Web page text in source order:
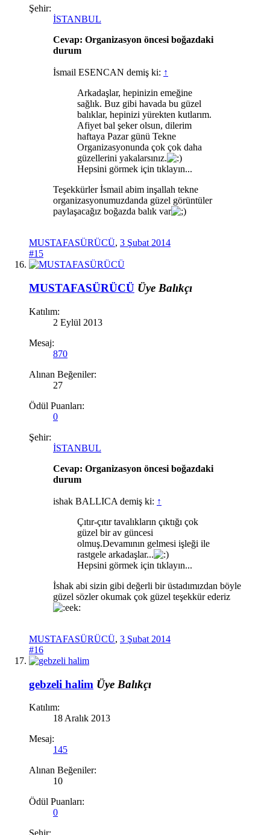
Şehir:
İSTANBUL
Cevap: Organizasyon öncesi boğazdaki
durum
İsmail ESENCAN demiş ki: ↑
Arkadaşlar, hepinizin emeğine
sağlık. Buz gibi havada bu güzel
balıklar, hepinizi yürekten kutlarım.
Afiyet bal şeker olsun, dilerim
haftaya Pazar günü Tekne
Organizasyonunda çok çok daha
güzellerini yakalarsınız.
Hepsini görmek için tıklayın...
Teşekkürler İsmail abim inşallah tekne
organizasyonumuzdanda güzel görüntüler
paylaşacağız boğazda balık var
MUSTAFASÜRÜCÜ, 3 Şubat 2014
#15
MUSTAFASÜRÜCÜ Üye Balıkçı
Katılım:
2 Eylül 2013
Mesaj:
870
Alınan Beğeniler:
27
Ödül Puanları:
0
Şehir:
İSTANBUL
Cevap: Organizasyon öncesi boğazdaki
durum
ishak BALLICA demiş ki: ↑
Çıtır-çıtır tavalıkların çıktığı çok
güzel bir av güncesi
olmuş.Devamının gelmesi işleği ile
rastgele arkadaşlar...
Hepsini görmek için tıklayın...
İshak abi sizin gibi değerli bir üstadımızdan böyle
güzel sözler okumak çok güzel teşekkür ederiz
MUSTAFASÜRÜCÜ, 3 Şubat 2014
#16
gebzeli halim Üye Balıkçı
Katılım:
18 Aralık 2013
Mesaj:
145
Alınan Beğeniler:
10
Ödül Puanları:
0